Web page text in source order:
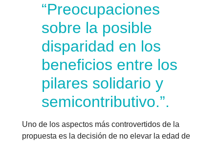
“Preocupaciones
sobre la posible
disparidad en los
beneficios entre los
pilares solidario y
semicontributivo.”.
Uno de los aspectos más controvertidos de la
propuesta es la decisión de no elevar la edad de